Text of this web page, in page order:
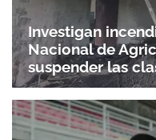
Investigan
Nacional de
suspender las